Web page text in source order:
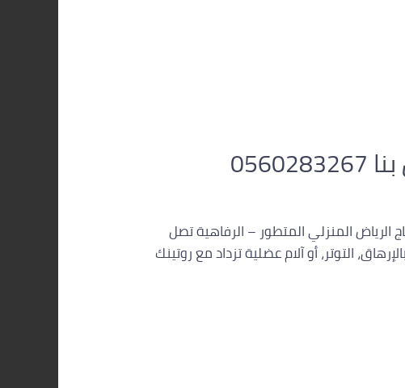
المنزلي المتطور: استرخاء فاخر لجميع مناطق الرياض – ستار سبا 0560283267 مساج الرياض المنزلي المتطور – الرفاهية تصل
التوتر، أو آلام عضلية تزداد مع روتينك